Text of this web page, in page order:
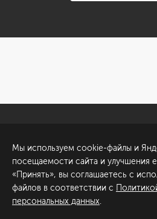
ул. Академика Павлова, 6
к1
+7 (812) 200-95-55
Мы используем cookie-файлы и
посещаемости сайта и улучшения
«Принять», вы соглашаетесь с
файлов в соответствии с
персональных данных.